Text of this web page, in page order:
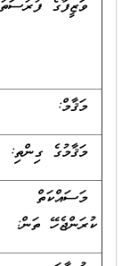
ވަޒީފާގެ ފުރުސަތު
މަޤާމް:
މަޤާމުގެ ގިންތި:
މަސައްކަތް
ކުރަންޖެހޭ ތަން: